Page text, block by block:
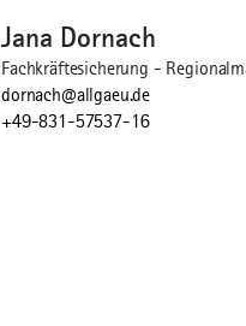
Jana Dornach
Fachkräftesicherung -
dornach@allgaeu.de
+49-831-57537-16